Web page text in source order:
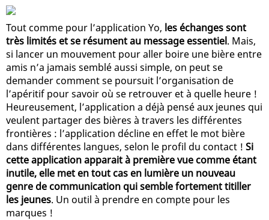
Tout comme pour l’application Yo, les échanges sont
très limités et se résument au message essentiel. Mais,
si lancer un mouvement pour aller boire une bière entre
amis n’a jamais semblé aussi simple, on peut se
demander comment se poursuit l’organisation de
l’apéritif pour savoir où se retrouver et à quelle heure !
Heureusement, l’application a déjà pensé aux jeunes qui
veulent partager des bières à travers les différentes
frontières : l’application décline en effet le mot bière
dans différentes langues, selon le profil du contact ! Si
cette application apparait à première vue comme étant
inutile, elle met en tout cas en lumière un nouveau
genre de communication qui semble fortement titiller
les jeunes. Un outil à prendre en compte pour les
marques !